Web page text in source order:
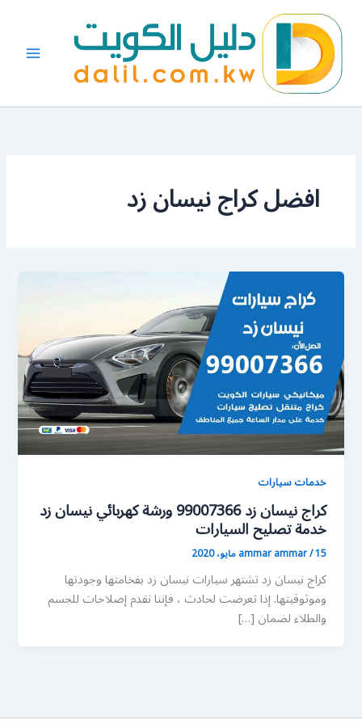
المحتوى
افضل كراج نيسان زد
خدمات سيارات
كراج نيسان زد 99007366 ورشة كهربائي نيسان زد
خدمة تصليح السيارات
ammar ammar/15 مايو، 2020
كراج نيسان زد تشتهر سيارات نيسان زد بفخامتها وجودتها
وموثوقيتها. إذا تعرضت لحادث ، فإننا نقدم إصلاحات للجسم
والطلاء لضمان […]